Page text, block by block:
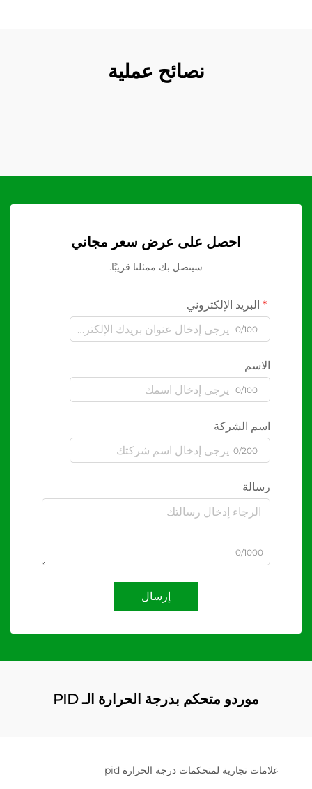
نصائح عملية
احصل على عرض سعر مجاني
سيتصل بك ممثلنا قريبًا.
البريد الإلكتروني
0/100
الاسم
0/100
اسم الشركة
0/200
رسالة
0/1000
إرسال
موردو متحكم بدرجة الحرارة الـ PID
علامات تجارية لمتحكمات درجة الحرارة pid